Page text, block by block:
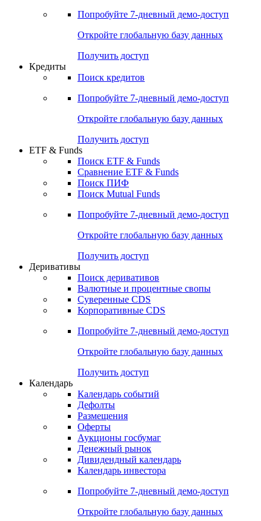
Попробуйте 7-дневный демо-доступ
Откройте глобальную базу данных
Получить доступ
Кредиты
Поиск кредитов
Попробуйте 7-дневный демо-доступ
Откройте глобальную базу данных
Получить доступ
ETF & Funds
Поиск ETF & Funds
Сравнение ETF & Funds
Поиск ПИФ
Поиск Mutual Funds
Попробуйте 7-дневный демо-доступ
Откройте глобальную базу данных
Получить доступ
Деривативы
Поиск деривативов
Валютные и процентные свопы
Суверенные CDS
Корпоративные CDS
Попробуйте 7-дневный демо-доступ
Откройте глобальную базу данных
Получить доступ
Календарь
Календарь событий
Дефолты
Размещения
Оферты
Аукционы госбумаг
Денежный рынок
Дивидендный календарь
Календарь инвестора
Попробуйте 7-дневный демо-доступ
Откройте глобальную базу данных